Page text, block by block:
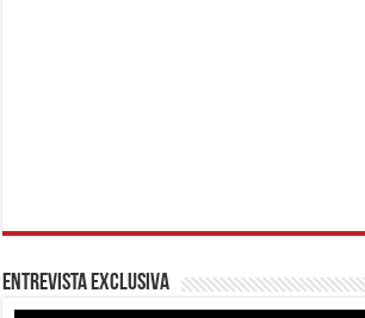
Entrevista Exclusiva